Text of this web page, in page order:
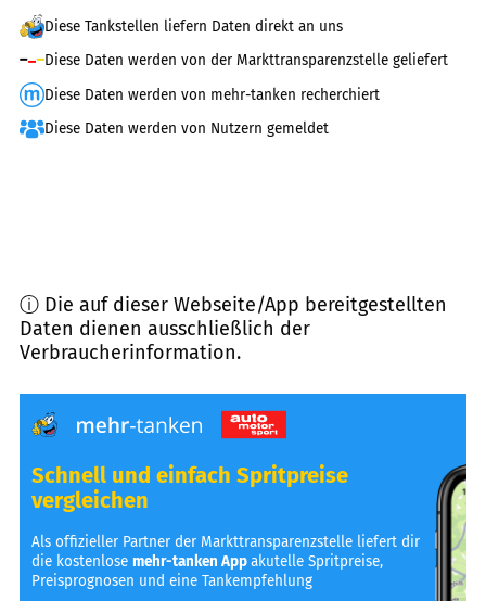
Diese Tankstellen liefern Daten direkt an uns
Diese Daten werden von der Markttransparenzstelle geliefert
Diese Daten werden von mehr-tanken recherchiert
Diese Daten werden von Nutzern gemeldet
ⓘ Die auf dieser Webseite/App bereitgestellten
Daten dienen ausschließlich der
Verbraucherinformation.
Schnell und einfach Spritpreise
vergleichen
Als offizieller Partner der Markttransparenzstelle liefert dir
die kostenlosemehr-tanken Appakutelle Spritpreise,
Preisprognosen und eine Tankempfehlung